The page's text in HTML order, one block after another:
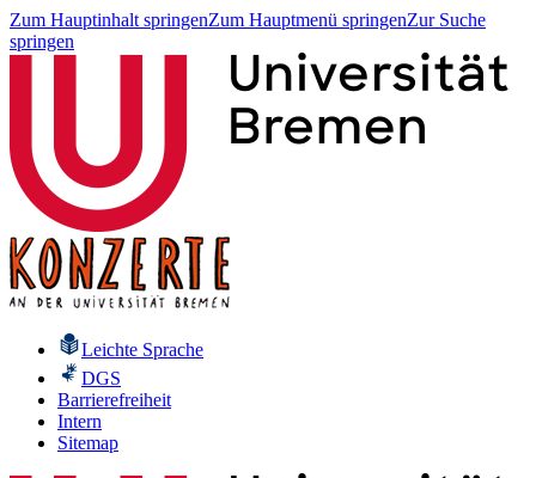
Zum Hauptinhalt springenZum Hauptmenü springenZur Suche
springen
Leichte Sprache
DGS
Barrierefreiheit
Intern
Sitemap